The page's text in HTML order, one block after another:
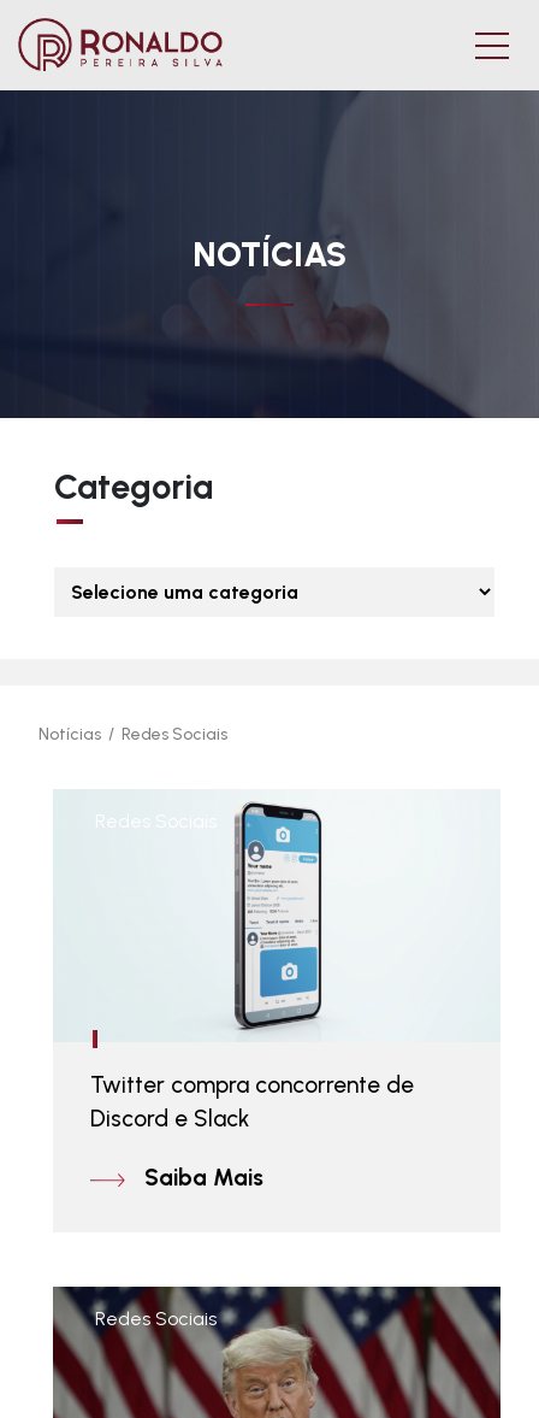
NOTÍCIAS
Notícias / Redes Sociais
Redes Sociais
Twitter compra concorrente de
Discord e Slack
Saiba Mais
Redes Sociais
Categoria